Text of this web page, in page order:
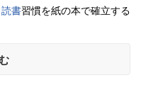
読書習慣を紙の本で確立する